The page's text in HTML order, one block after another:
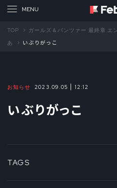
TOP ガールズ＆パンツァー 最終章 エ
あ
いぶりがっこ
お知らせ 2023.09.05 12:12
いぶりがっこ
TAGS